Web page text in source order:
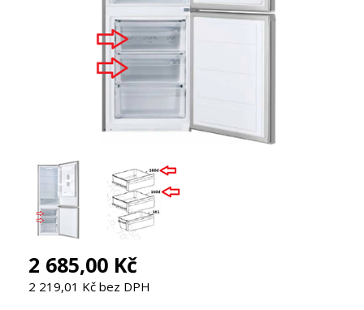
2 685,00 Kč
2 219,01 Kč bez DPH